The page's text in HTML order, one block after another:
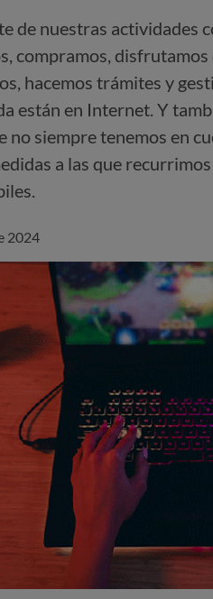
de nuestras actividades
compramos,
hacemos trámites y
están en Internet. Y
no siempre tenemos en
a las que
2024